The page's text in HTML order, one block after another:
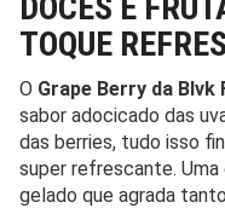
TOQUE
O Grape Berry da Blvk
sabor adocicado das
das berries, tudo isso
super refrescante.
gelado que agrada